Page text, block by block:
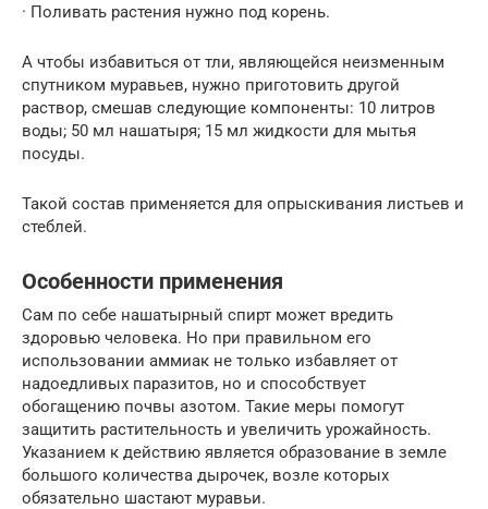
· Поливать растения нужно под корень.
А чтобы избавиться от тли, являющейся неизменным
спутником муравьев, нужно приготовить другой
раствор, смешав следующие компоненты: 10 литров
воды; 50 мл нашатыря; 15 мл жидкости для мытья
посуды.
Такой состав применяется для опрыскивания листьев и
стеблей.
Особенности применения
Сам по себе нашатырный спирт может вредить
здоровью человека. Но при правильном его
использовании аммиак не только избавляет от
надоедливых паразитов, но и способствует
обогащению почвы азотом. Такие меры помогут
защитить растительность и увеличить урожайность.
Указанием к действию является образование в земле
большого количества дырочек, возле которых
обязательно шастают муравьи.